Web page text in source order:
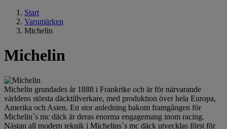
Start
Varumärken
Michelin
Michelin
Michelin grundades år 1888 i Frankrike och är för närvarande
världens största däcktillverkare, med produktion över hela Europa,
Amerika och Asien. En stor anledning bakom framgången för
Michelin´s mc däck är deras enorma engagemang inom racing.
Nästan all modern teknik i Michelins´s mc däck utvecklas först för